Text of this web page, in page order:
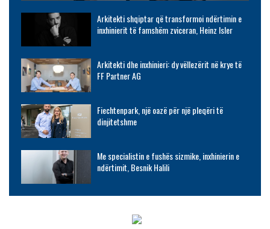
Arkitekti shqiptar që transformoi ndërtimin e
inxhinierit të famshëm zviceran, Heinz Isler
Arkitekti dhe inxhinieri: dy vëllezërit në krye të
FF Partner AG
Fiechtenpark, një oazë për një pleqëri të
dinjitetshme
Me specialistin e fushës sizmike, inxhinierin e
ndërtimit, Besnik Halili